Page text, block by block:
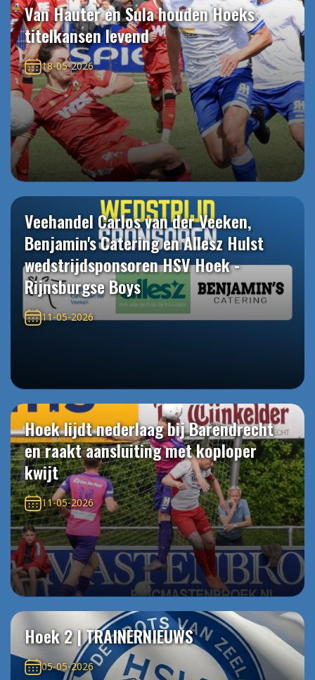
Van Hauter en Sula houden Hoeks
titelkansen levend
18-05-2026
Veehandel Carlos van der Veeken,
Benjamin's Catering en Allesz Hulst
wedstrijdsponsoren HSV Hoek -
Rijnsburgse Boys
11-05-2026
Hoek lijdt nederlaag bij Barendrecht
en raakt aansluiting met koploper
kwijt
11-05-2026
Hoek 2 | TRAINERNIEUWS
05-05-2026